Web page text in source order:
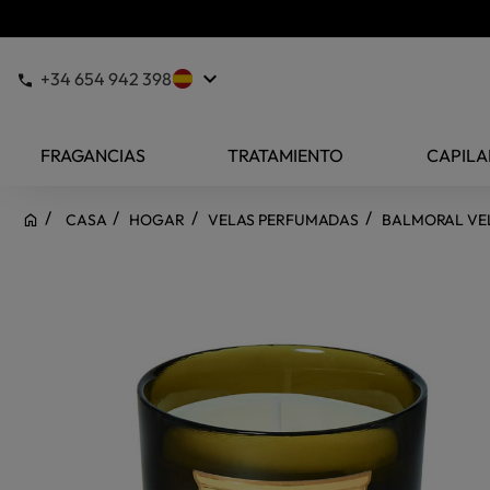
+34 654 942 398 keyboard_arrow_down
FRAGANCIAS TRATAMIENTO
CASA HOGAR VELAS PERFUMADAS BALMORAL